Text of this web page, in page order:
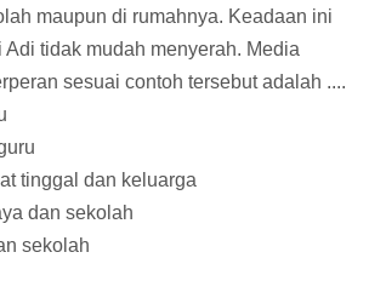
maupun di rumahnya. Keadaan ini
Adi tidak mudah menyerah. Media
sesuai contoh tersebut adalah ....
tinggal dan keluarga
dan sekolah
sekolah